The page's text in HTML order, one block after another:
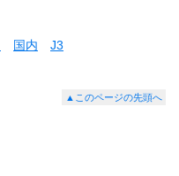
国内 J3
▲このページの先頭へ